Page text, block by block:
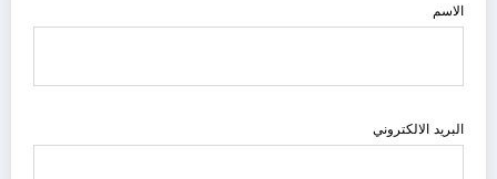
الاسم
البريد الالكتروني